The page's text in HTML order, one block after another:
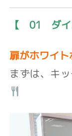
【 01 ダイ
扉がホワイ
まずは、キ